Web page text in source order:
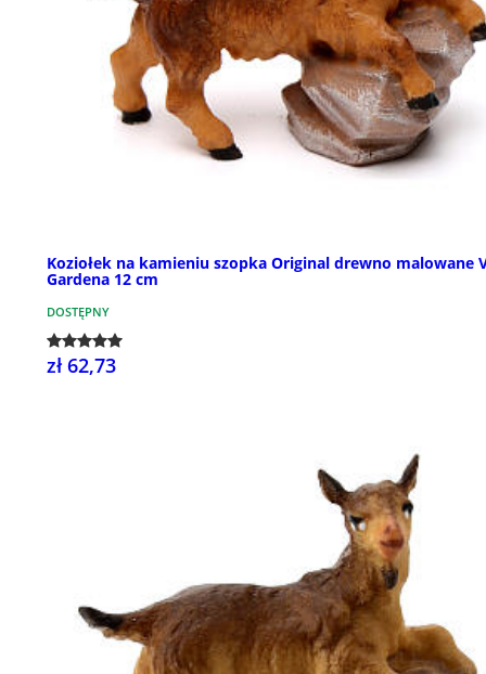
Koziołek na kamieniu szopka Original drewno malowane
Gardena 12 cm
DOSTĘPNY
zł 62,73